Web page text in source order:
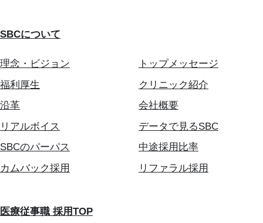
SBCについて
理念・ビジョン
トップメッセージ
福利厚生
クリニック紹介
沿革
会社概要
リアルボイス
データで見るSBC
SBCのパーパス
中途採用比率
カムバック採用
リファラル採用
医療従事職 採用TOP